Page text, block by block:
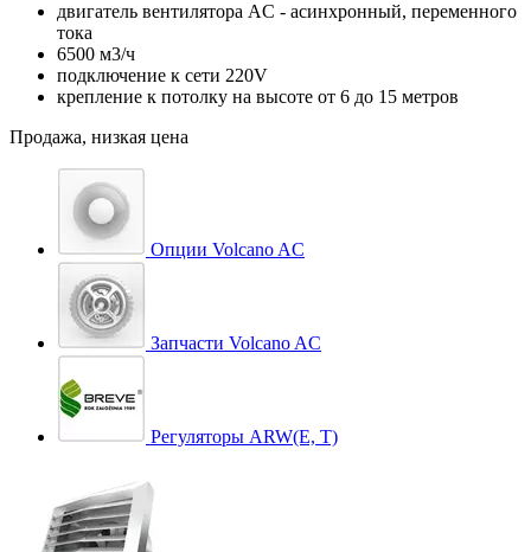
двигатель вентилятора AC - асинхронный, переменного
тока
6500 м3/ч
подключение к сети 220V
крепление к потолку на высоте от 6 до 15 метров
Продажа, низкая цена
Опции Volcano AC
Запчасти Volcano AC
Регуляторы ARW(E, T)